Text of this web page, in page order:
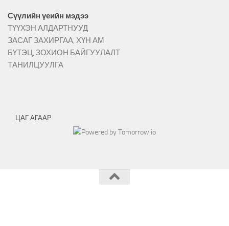
Сүүлийн үеийн мэдээ
ТҮҮХЭН АЛДАРТНУУД
ЗАСАГ ЗАХИРГАА, ХҮН АМ
БҮТЭЦ, ЗОХИОН БАЙГУУЛАЛТ
ТАНИЛЦУУЛГА
ЦАГ АГААР